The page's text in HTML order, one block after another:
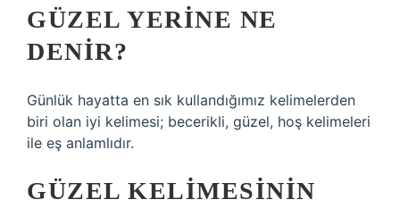
GÜZEL YERINE NE
DENIR?
Günlük hayatta en sık kullandığımız kelimelerden
biri olan iyi kelimesi; becerikli, güzel, hoş kelimeleri
ile eş anlamlıdır.
GÜZEL KELIMESININ